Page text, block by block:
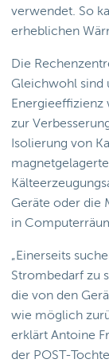
verwendet. So
erheblichen
Die
Gleichwohl sind
Energieeffizienz
zur
Isolierung von
Geräte oder die
in
„Einerseits
Strombedarf zu
die von den
wie möglich
erklärt Antoine
der POST-